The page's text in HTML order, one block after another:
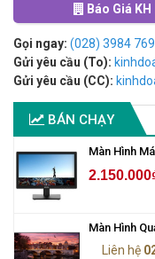
Báo Giá
Gọi ngay: (028) 3984
Gửi yêu cầu (To):
Gửi yêu cầu (CC):
BÁN CHẠY
Màn Hình
Màn Hình
Liên hệ